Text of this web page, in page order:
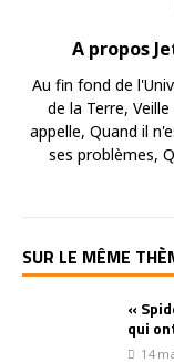
A propos
Au fin fond de
de la Terre,
appelle, Quand il
ses problèmes,
SUR LE MÊME
«
qui
14